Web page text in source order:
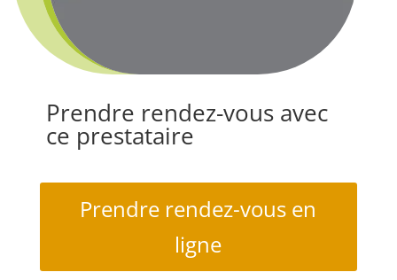
Prendre rendez-vous avec
ce prestataire
Prendre rendez-vous en
ligne